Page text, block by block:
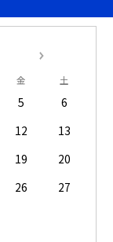
金 土
5
6
12
13
19
20
26
27